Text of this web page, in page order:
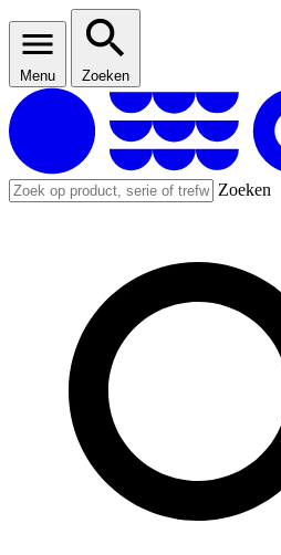
Menu Zoeken
Zoeken